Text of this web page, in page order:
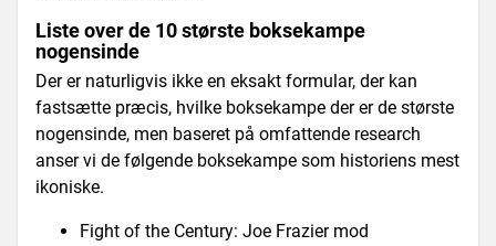
Liste over de 10 største boksekampe
nogensinde
Der er naturligvis ikke en eksakt formular, der kan
fastsætte præcis, hvilke boksekampe der er de største
nogensinde, men baseret på omfattende research
anser vi de følgende boksekampe som historiens mest
ikoniske.
Fight of the Century: Joe Frazier mod